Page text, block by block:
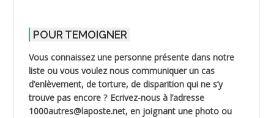
POUR TEMOIGNER
Vous connaissez une personne présente dans notre
liste ou vous voulez nous communiquer un cas
d’enlèvement, de torture, de disparition qui ne s’y
trouve pas encore ? Ecrivez-nous à l’adresse
1000autres@laposte.net, en joignant une photo ou